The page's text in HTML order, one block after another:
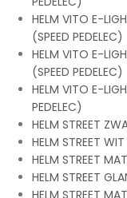
HELM VITO E-
(SPEED PEDELEC)
HELM VITO E-
(SPEED PEDELEC)
HELM VITO E-
PEDELEC)
HELM STREET
HELM STREET WIT
HELM STREET
HELM STREET